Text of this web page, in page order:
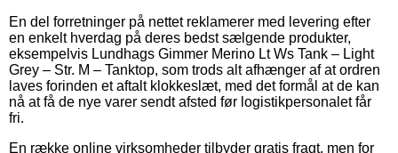
En del forretninger på nettet reklamerer med levering efter
en enkelt hverdag på deres bedst sælgende produkter,
eksempelvis Lundhags Gimmer Merino Lt Ws Tank – Light
Grey – Str. M – Tanktop, som trods alt afhænger af at ordren
laves forinden et aftalt klokkeslæt, med det formål at de kan
nå at få de nye varer sendt afsted før logistikpersonalet får
fri.
En række online virksomheder tilbyder gratis fragt, men for